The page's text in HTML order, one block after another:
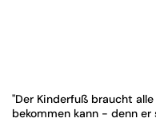
"Der Kinderfuß braucht
bekommen kann - denn er